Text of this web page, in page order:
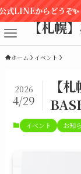
【札幌
ホーム イベント
【
2026
4/29
イベント お知